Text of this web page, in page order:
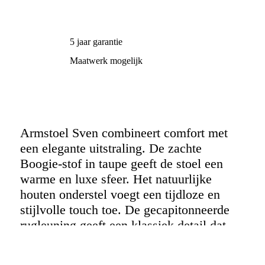
5 jaar garantie
Maatwerk mogelijk
Armstoel Sven combineert comfort met
een elegante uitstraling. De zachte
Boogie-stof in taupe geeft de stoel een
warme en luxe sfeer. Het natuurlijke
houten onderstel voegt een tijdloze en
stijlvolle touch toe. De gecapitonneerde
rugleuning geeft een klassiek detail dat